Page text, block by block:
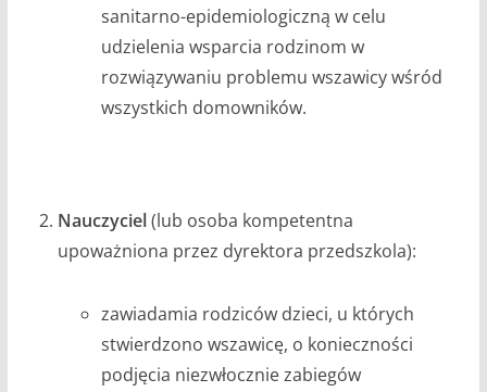
sanitarno-epidemiologiczną w celu
udzielenia wsparcia rodzinom w
rozwiązywaniu problemu wszawicy wśród
wszystkich domowników.
Nauczyciel(lub osoba kompetentna
upoważniona przez dyrektora przedszkola):
zawiadamia rodziców dzieci, u których
stwierdzono wszawicę, o konieczności
podjęcia niezwłocznie zabiegów